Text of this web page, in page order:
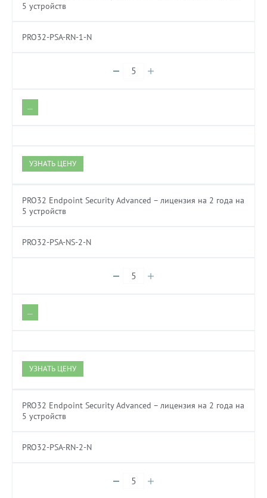
5 устройств
PRO32-PSA-RN-1-N
УЗНАТЬ ЦЕНУ
PRO32 Endpoint Security Advanced – лицензия на 2 года на
5 устройств
PRO32-PSA-NS-2-N
УЗНАТЬ ЦЕНУ
PRO32 Endpoint Security Advanced – лицензия на 2 года на
5 устройств
PRO32-PSA-RN-2-N